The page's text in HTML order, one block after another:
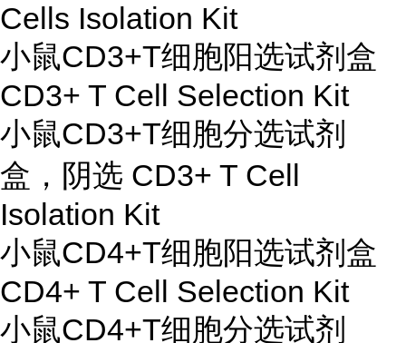
Cells Isolation Kit
小鼠CD3+T细胞阳选试剂盒
CD3+ T Cell Selection Kit
小鼠CD3+T细胞分选试剂
盒，阴选 CD3+ T Cell
Isolation Kit
小鼠CD4+T细胞阳选试剂盒
CD4+ T Cell Selection Kit
小鼠CD4+T细胞分选试剂